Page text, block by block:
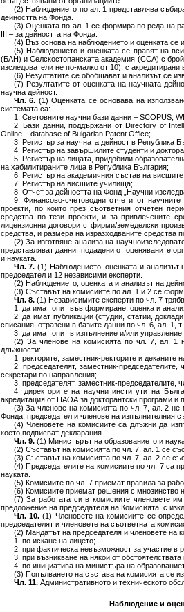
(2) Наблюдението по ал. 1 представлява
дейността на Фонда.
(3) Оценката по ал. 1 се формира по реда на
ІІІ – за дейността на Фонда.
(4) Въз основа на наблюдението и оценката се
(5) Наблюдението и оценката се правят на
(БАН) и Селскостопанската академия (ССА) с
изследователи не по-малко от 10), с акредитирани
(6) Резултатите се обобщават и анализът се
(7) Резултатите от оценката на научната
научна дейност.
Чл. 6. (1) Оценката се основава на
системата са:
1. Световните научни бази данни – SCOPUS,
2. Бази данни, поддържани от Directory of
Online – database of Bulgarian Patent Office;
3. Регистър за научната дейност в Република
4. Регистър на завършилите студенти и
5. Регистър на лицата, придобили
на хабилитираните лица в Република България;
6. Регистър на академичния състав на
7. Регистър на висшите училища;
8. Отчет за дейността на Фонд „Научни
9. Финансово-счетоводни отчети от
проекти, по които през съответния отчетен
средства по тези проекти, и за привлечените
лицензионни договори с фирми/земеделски
средства, и размера на изразходваните средства
(2) За изготвяне анализа на
представляват данни, подадени от оценяваните
и науката.
Чл. 7.(1) Наблюдението, оценката и анализът
председател и 12 независими експерти.
(2) Наблюдението, оценката и анализът на
(3) Съставът на комисиите по ал. 1 и 2 се
Чл. 8. (1) Независимите експерти по чл. 7
1. да имат опит във формиране, оценка и
2. да имат публикации (студии, статии,
списания, отразени в базите данни по чл. 6, ал. 1, т.
3. да имат опит в изпълнение и/или
(2) За членове на комисията по чл. 7, ал. 1
длъжности:
1. ректорите, заместник-ректорите и
2. председателят, заместник-
секретари по направления;
3. председателят, заместник-председателите,
4. директорите на научни институти на
акредитация от НАОА за докторантски програми и
(3) За членове на комисията по чл. 7, ал. 2 не
Фонда, председател и членове на изпълнителния
(4) Членовете на комисиите са длъжни да
което подписват декларация.
Чл. 9. (1) Министърът на образованието и
(2) Съставът на комисията по чл. 7, ал. 1 се
(3) Съставът на комисията по чл. 7, ал. 2 се
(4) Председателите на комисиите по чл. 7 са
науката.
(5) Комисиите по чл. 7 приемат правила за
(6) Комисиите приемат решения с мнозинство
(7) За работата си в комисиите членовете
предложение на председателя на Комисията, с
Чл. 10. (1) Членовете на комисиите се
председателят и членовете на съответната
(2) Мандатът на председателя и членовете на
1. по искане на лицето;
2. при фактическа невъзможност за участие в
3. при възникване на някои от
4. по инициатива на министъра на
(3) Попълването на състава на комисията се
Чл. 11.Административното и техническото
Наблюдение и